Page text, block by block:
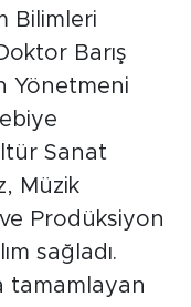
Bilimleri
Barış
Yönetmeni
Sanat
Müzik
Prodüksiyon
sağladı.
tamamlayan